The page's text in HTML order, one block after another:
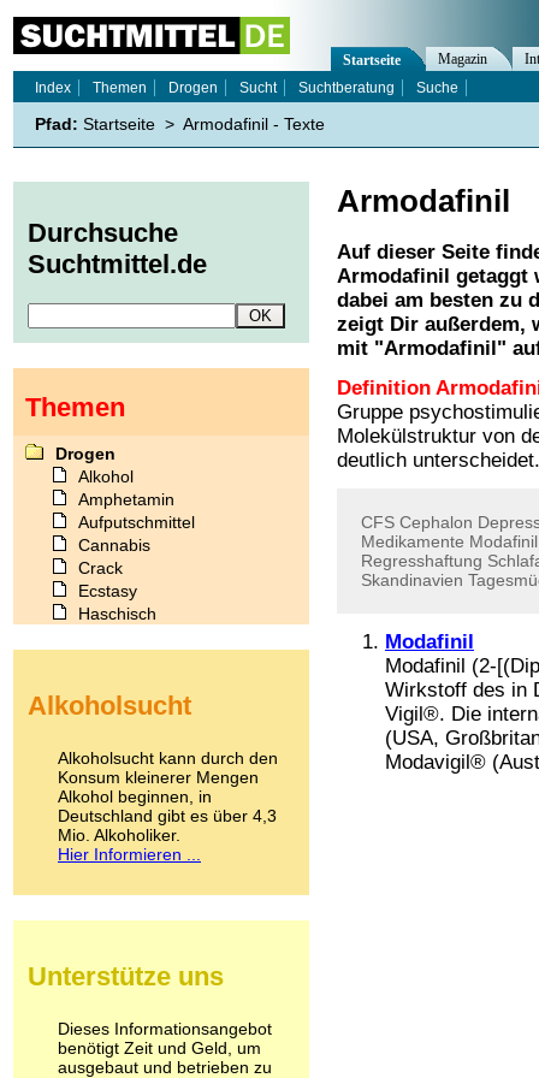
Armodafinil
Auf dieser Seite
Armodafinil getaggt
dabei am besten zu
zeigt Dir außerdem,
mit "Armodafinil "
Definition
Gruppe
Molekülstruktur von
deutlich unterscheidet.
CFS Cephalon
Medikamente Modafinil
Regresshaftung
Skandinavien
Modafinil
Modafinil (2-
Wirkstoff des in
Vigil®. Die
(USA,
Modavigil®
Startseite Magazin
Index
Themen Drogen Sucht Suchtberatung Suche
Pfad: Startseite > Armodafinil - Texte
Durchsuche
Suchtmittel.de
Themen
Drogen
Alkohol
Amphetamin
Aufputschmittel
Cannabis
Crack
Ecstasy
Haschisch
Kokain
LSD
Marihuana
Medikamente
Meskalin
Metamphetamin
Methadon
Pilze
Psychopharmaka
Schlafmittel
Schmerzmittel
Alkoholsucht
Alkoholsucht kann durch den
Konsum kleinerer Mengen
Alkohol beginnen, in
Deutschland gibt es über 4,3
Mio. Alkoholiker.
Hier Informieren ...
Unterstütze uns
Dieses Informationsangebot
benötigt Zeit und Geld, um
ausgebaut und betrieben zu